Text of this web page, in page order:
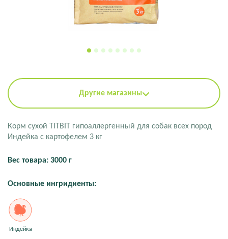
Другие магазины
Корм сухой TITBIT гипоаллергенный для собак всех пород
Индейка с картофелем 3 кг
Вес товара: 3000 г
Основные ингридиенты:
Индейка